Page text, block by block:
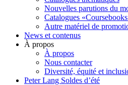
Nouvelles parutions du
Catalogues
Autre matériel de
News et contenus
À propos
À propos
Nous contacter
Diversité, équité et
Peter Lang Soldes d’été